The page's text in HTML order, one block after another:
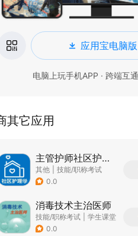
应用宝电脑版
电脑上玩手机APP · 跨端互通
其它应用
主管护师社区护理学
其他
技能/职称考试
0.0
消毒技术主治医师
技能/职称考试
学生课堂
0.0